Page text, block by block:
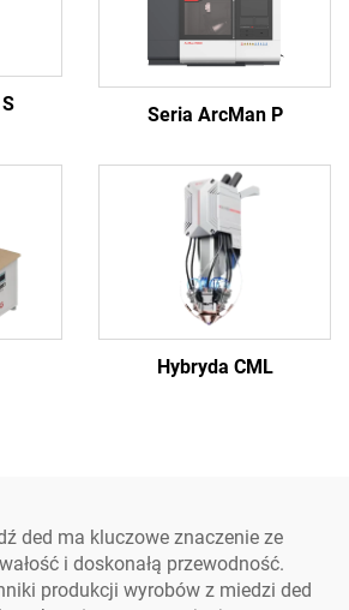
Seria ArcMan P
Hybryda CML
ded ma kluczowe znaczenie ze
i doskonałą przewodność.
produkcji wyrobów z miedzi ded